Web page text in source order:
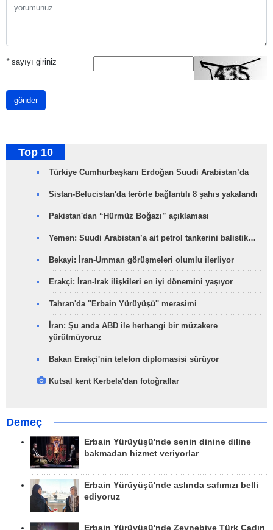
*sayıyı giriniz
gönder
Top 10
Türkiye Cumhurbaşkanı Erdoğan Suudi Arabistan’da
Sistan-Belucistan'da terörle bağlantılı 8 şahıs yakalandı
Pakistan'dan “Hürmüz Boğazı” açıklaması
Yemen: Suudi Arabistan’a ait petrol tankerini balistik…
Bekayi: İran-Umman görüşmeleri olumlu ilerliyor
Erakçi: İran-Irak ilişkileri en iyi dönemini yaşıyor
Tahran'da ''Erbain Yürüyüşü'' merasimi
İran: Şu anda ABD ile herhangi bir müzakere
yürütmüyoruz
Bakan Erakçi'nin telefon diplomasisi sürüyor
Kutsal kent Kerbela'dan fotoğraflar
Demeç
Erbain Yürüyüşü'nde senin dinine diline
bakmadan hizmet veriyorlar
Erbain Yürüyüşü'nde aslında safımızı belli
ediyoruz
Erbain Yürüyüşü'nde Zeynebiye Türk Çadırı